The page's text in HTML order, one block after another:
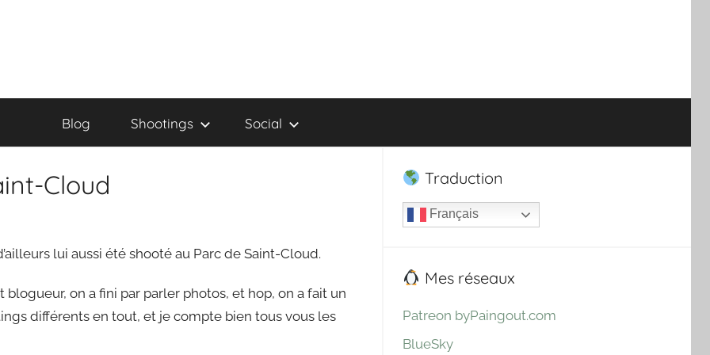
Blog Shootings Social
Cloud
lui aussi été shooté au Parc de Saint-Cloud.
on a fini par parler photos, et hop, on a fait un
différents en tout, et je compte bien tous vous les
Traduction
Français
Mes réseaux
Patreon byPaingout.com
BlueSky